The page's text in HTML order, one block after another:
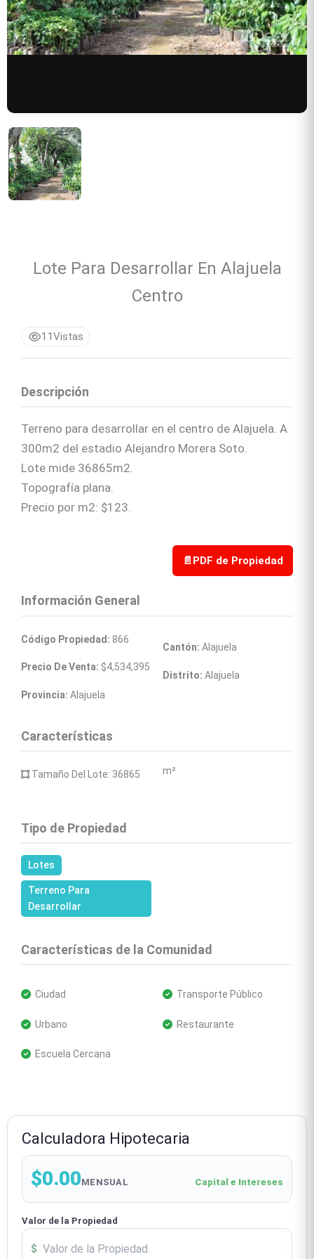
Lote Para Desarrollar En Alajuela
Centro
11Vistas
Descripción
Terreno para desarrollar en el centro de Alajuela. A
300m2 del estadio Alejandro Morera Soto.
Lote mide 36865m2.
Topografía plana.
Precio por m2: $123.
📄 PDF de Propiedad
Información General
Código Propiedad: 866
Precio De Venta: $4,534,395
Provincia: Alajuela
Cantón: Alajuela
Distrito: Alajuela
Características
m²
Tipo de Propiedad
Lotes
Terreno Para
Desarrollar
Características de la Comunidad
Ciudad
Urbano
Escuela Cercana
Transporte Público
Restaurante
Calculadora Hipotecaria
$0.00MENSUAL Capital e Intereses
Valor de la Propiedad
$